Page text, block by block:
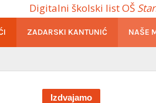
Digitalni školski list OŠ
ZADARSKI KANTUNIĆ NAŠE
Izdvajamo